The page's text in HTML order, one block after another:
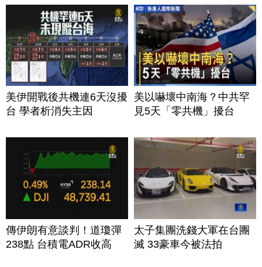
美伊開戰後共機連6天沒擾
台 學者析消失主因
美以嚇壞中南海？中共罕
見5天「零共機」擾台
傳伊朗有意談判！道瓊彈
238點 台積電ADR收高
太子集團洗錢大軍在台團
滅 33豪車今被法拍